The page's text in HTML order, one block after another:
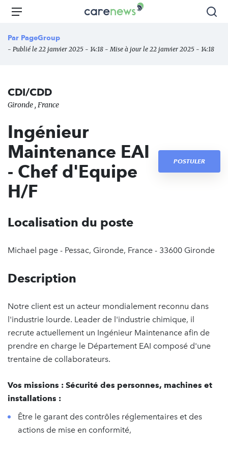
Aller
principal
Carenews,
des
Menu
Par PageGroup
- Publié le 22 janvier 2025 - 14:18 - Mise à jour le 22 janvier 2025 - 14:18
CDI/CDD
Gironde , France
Ingénieur
Maintenance EAI
- Chef d'Equipe
H/F
POSTULER
Localisation du poste
Michael page - Pessac, Gironde, France - 33600 Gironde
Description
Notre client est un acteur mondialement reconnu dans
l'industrie lourde. Leader de l'industrie chimique, il
recrute actuellement un Ingénieur Maintenance afin de
prendre en charge le Département EAI composé d'une
trentaine de collaborateurs.
Vos missions : Sécurité des personnes, machines et
installations :
Être le garant des contrôles réglementaires et des
actions de mise en conformité,